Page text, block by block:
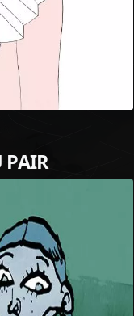
PAIR